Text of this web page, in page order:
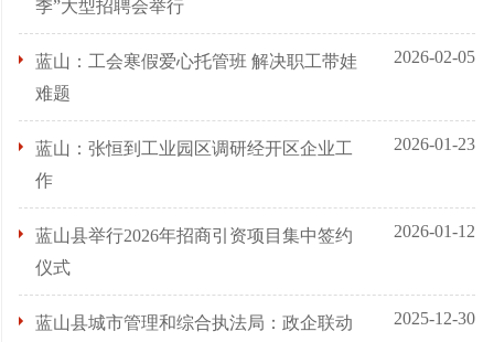
季”大型招聘会举行
蓝山：工会寒假爱心托管班 解决职工带娃
难题
2026-02-05
蓝山：张恒到工业园区调研经开区企业工
作
2026-01-23
蓝山县举行2026年招商引资项目集中签约
仪式
2026-01-12
蓝山县城市管理和综合执法局：政企联动
2025-12-30